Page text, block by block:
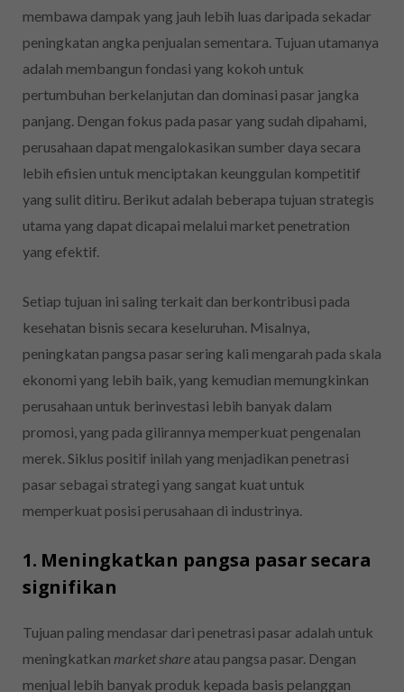
membawa dampak yang jauh lebih luas daripada sekadar
peningkatan angka penjualan sementara. Tujuan utamanya
adalah membangun fondasi yang kokoh untuk
pertumbuhan berkelanjutan dan dominasi pasar jangka
panjang. Dengan fokus pada pasar yang sudah dipahami,
perusahaan dapat mengalokasikan sumber daya secara
lebih efisien untuk menciptakan keunggulan kompetitif
yang sulit ditiru. Berikut adalah beberapa tujuan strategis
utama yang dapat dicapai melalui market penetration
yang efektif.
Setiap tujuan ini saling terkait dan berkontribusi pada
kesehatan bisnis secara keseluruhan. Misalnya,
peningkatan pangsa pasar sering kali mengarah pada skala
ekonomi yang lebih baik, yang kemudian memungkinkan
perusahaan untuk berinvestasi lebih banyak dalam
promosi, yang pada gilirannya memperkuat pengenalan
merek. Siklus positif inilah yang menjadikan penetrasi
pasar sebagai strategi yang sangat kuat untuk
memperkuat posisi perusahaan di industrinya.
1. Meningkatkan pangsa pasar secara
signifikan
Tujuan paling mendasar dari penetrasi pasar adalah untuk
meningkatkan market share atau pangsa pasar. Dengan
menjual lebih banyak produk kepada basis pelanggan